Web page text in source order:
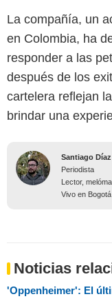
La compañía, un
en Colombia, ha
responder a las
después de los
cartelera reflejan
brindar una
Santiago
Periodista
Lector,
Vivo en
Noticias
'Oppenheimer': El